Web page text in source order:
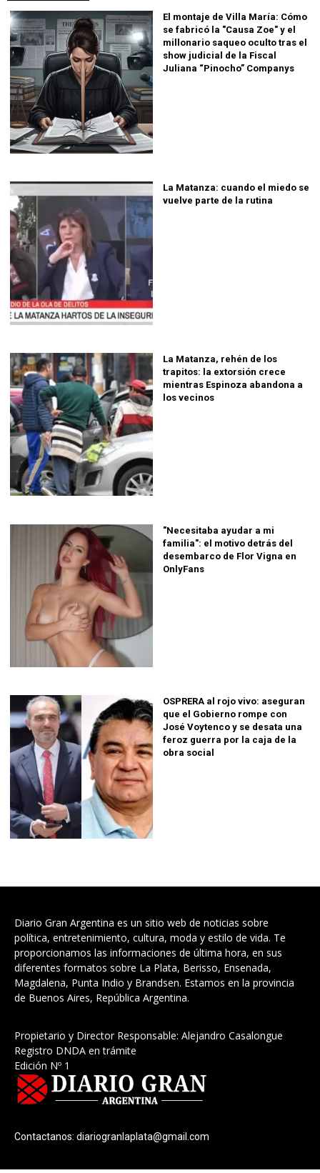
El montaje de Villa María: Cómo
se fabricó la "Causa Zoe" y el
millonario saqueo oculto tras el
show judicial de la Fiscal
Juliana “Pinocho” Companys
La Matanza: cuando el miedo se
vuelve parte de la rutina
La Matanza, rehén de los
trapitos: la extorsión crece
mientras Espinoza abandona a
los vecinos
"Necesitaba ayudar a mi
familia": el motivo detrás del
desembarco de Flor Vigna en
OnlyFans
OSPRERA al rojo vivo: aseguran
que el Gobierno rompe con
José Voytenco y se desata una
feroz guerra por la caja de la
obra social
Diario Gran Argentina es un sitio web de noticias sobre
política, entretenimiento, cultura, moda y estilo de vida. Te
proporcionamos las informaciones de última hora, en sus
diferentes formatos sobre La Plata, Berisso, Ensenada,
Magdalena, Punta Indio y Brandsen. Estamos en la provincia
de Buenos Aires, República Argentina.
Propietario y Director Responsable: Alejandro Casalongue
Registro DNDA en trámite
Edición Nº 1
Contactanos: diariogranlaplata@gmail.com